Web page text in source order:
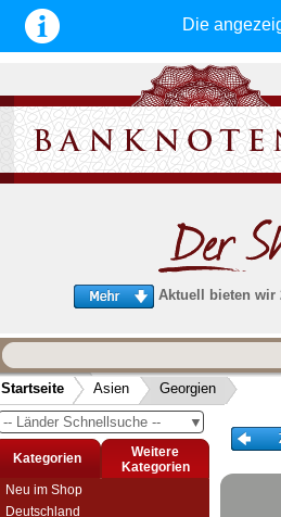
Die
Aktuell bieten wir
schnellen, sicheren und
Service
Schneller und sicherer Versand-
Bestellungen werktags bis 14:00 Uhr,
noch am selben Tag verschickt werden.
(Versand mit DHL oder Deutsche Post)
Startseite Asien Georgien
▼
-- Länder Schnellsuche --
Kategorien
Weitere
Kategorien
Neu im Shop
Deutschland